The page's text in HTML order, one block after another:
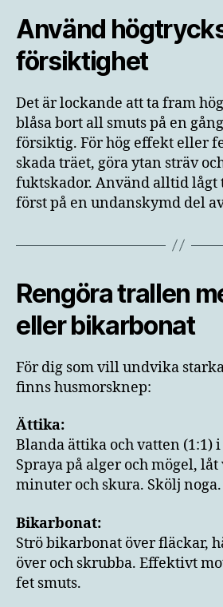
Använd
försiktighet
Det är lockande att ta fram
blåsa bort all smuts på en
försiktig. För hög effekt eller
skada träet, göra ytan sträv
fuktskador. Använd alltid lågt
först på en undanskymd del
Rengöra trallen
eller bikarbonat
För dig som vill undvika
finns husmorsknep:
Ättika:
Blanda ättika och vatten (1:1)
Spraya på alger och mögel, låt
minuter och skura. Skölj noga.
Bikarbonat:
Strö bikarbonat över fläckar,
över och skrubba. Effektivt
fet smuts.